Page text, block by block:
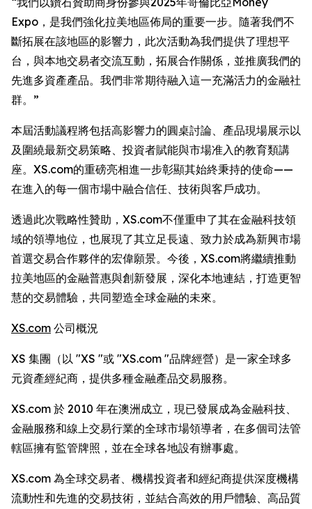
Expo，是我們強化拉美地區佈局的重要一步。隨著我們不
斷拓展在該地區的影響力，此次活動為我們提供了理想平
台，與本地交易者交流互動，拓展合作關係，並推廣我們的
先進多資產產品。我們非常期待融入這一充滿活力的金融社
群。”
本屆活動議程將包括高影響力的圓桌討論、產品現場展示以
及圍繞最新交易策略、投資者賦能與市場准入的教育類講
座。XS.com的重磅亮相進一步彰顯其始終秉持的使命——
在進入的每一個市場中融合信任、技術與客戶成功。
透過此次戰略性贊助，XS.com不僅重申了其在金融科技領
域的領導地位，也展現了其立足長遠、致力於成為新興市場
首選交易合作夥伴的宏偉願景。今後，XS.com將繼續推動
拉美地區的金融普惠與創新發展，深化本地連結，打造更智
慧的交易體驗，共同塑造全球金融的未來。
XS.com 公司概況
XS 集團（以 "XS "或 "XS.com "品牌經營）是一家全球多
元資產經紀商，提供多種金融產品交易服務。
XS.com 於 2010 年在澳洲成立，現已發展成為金融科技、
金融服務和線上交易行業的全球市場領導者，在多個司法管
轄區擁有監管牌照，並在全球各地設有辦事處。
XS.com 為全球交易者、機構投資者和經紀商提供深度機構
流動性和先進的交易技術，並結合高效的用戶體驗、高品質